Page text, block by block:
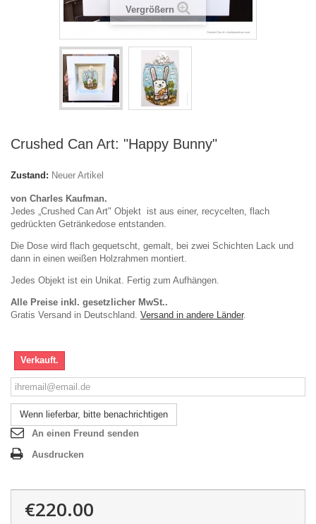
Vergrößern
Crushed Can Art: "Happy Bunny"
Zustand: Neuer Artikel
von Charles Kaufman.
Jedes „Crushed Can Art" Objekt ist aus einer, recycelten, flach
gedrückten Getränkedose entstanden.
Die Dose wird flach gequetscht, gemalt, bei zwei Schichten Lack und
dann in einen weißen Holzrahmen montiert.
Jedes Objekt ist ein Unikat. Fertig zum Aufhängen.
Alle Preise inkl. gesetzlicher MwSt..
Gratis Versand in Deutschland. Versand in andere Länder.
Verkauft.
Wenn lieferbar, bitte benachrichtigen
An einen Freund senden
Ausdrucken
€220.00